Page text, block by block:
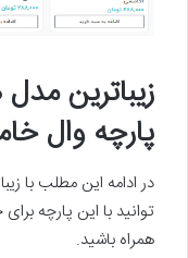
زیباترین
پارچه وال
در ادامه این مطلب با
توانید با این پارچه
همراه باشید.